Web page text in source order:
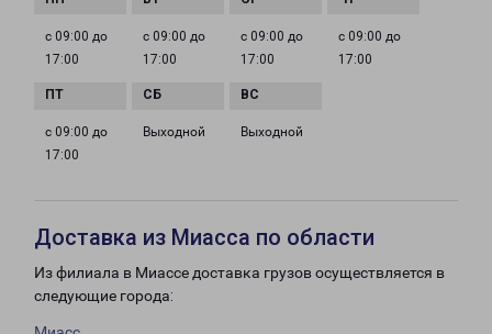
с 09:00 до
17:00
с 09:00 до
17:00
с 09:00 до
17:00
с 09:00 до
17:00
с 09:00 до
17:00
Выходной Выходной
Доставка из Миасса по области
Из филиала в Миассе доставка грузов осуществляется в
следующие города: